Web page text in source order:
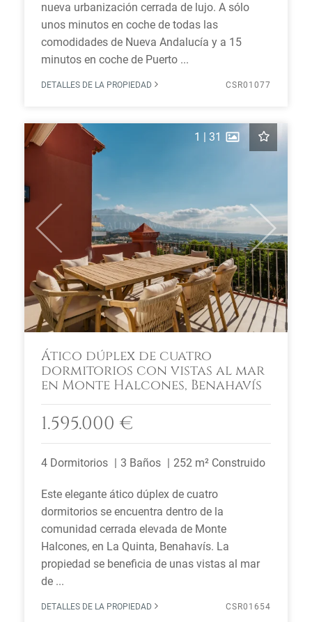
nueva urbanización cerrada de lujo. A sólo
unos minutos en coche de todas las
comodidades de Nueva Andalucía y a 15
minutos en coche de Puerto ...
DETALLES DE LA PROPIEDAD CSR01077
Next
1 | 31
Ático dúplex de cuatro
dormitorios con vistas al mar
en Monte Halcones, Benahavís
1.595.000 €
4 Dormitorios 3 Baños 252 m² Construido
Este elegante ático dúplex de cuatro
dormitorios se encuentra dentro de la
comunidad cerrada elevada de Monte
Halcones, en La Quinta, Benahavís. La
propiedad se beneficia de unas vistas al mar
de ...
DETALLES DE LA PROPIEDAD CSR01654